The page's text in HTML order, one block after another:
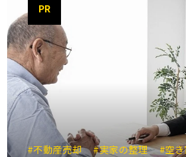
PR
#不動産売却 #実家の整理 #空